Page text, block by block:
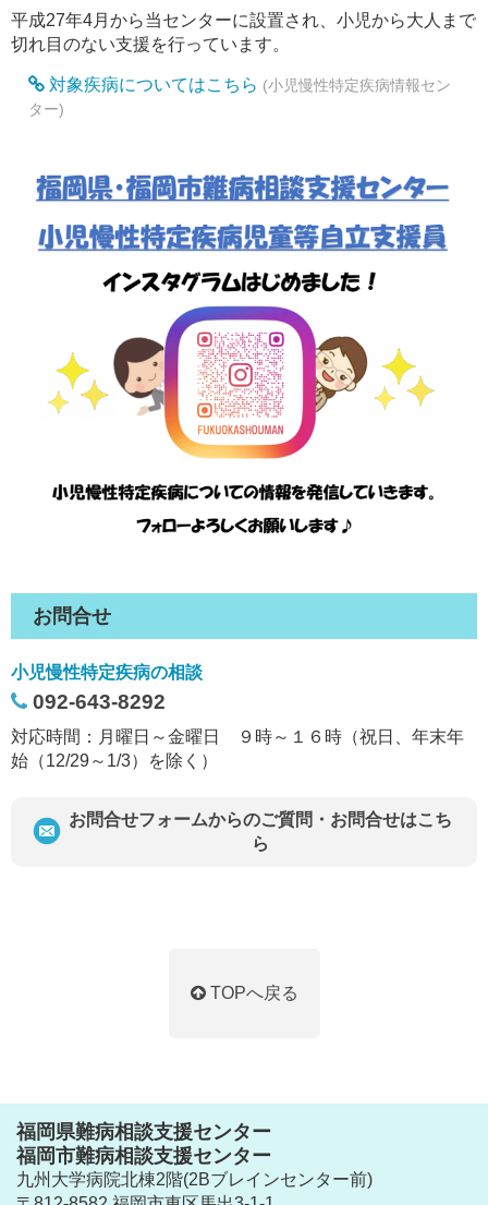
平成27年4月から当センターに設置され、小児から大人まで
切れ目のない支援を行っています。
対象疾病についてはこちら
小児慢性特定疾病情報セン
ター
お問合せ
小児慢性特定疾病の相談
092-643-8292
対応時間：月曜日～金曜日 ９時～１６時（祝日、年末年
始（12/29～1/3）を除く）
お問合せフォームからのご質問・お問合せはこち
ら
TOPへ戻る
福岡県難病相談支援センター
福岡市難病相談支援センター
九州大学病院北棟2階(2Bブレインセンター前)